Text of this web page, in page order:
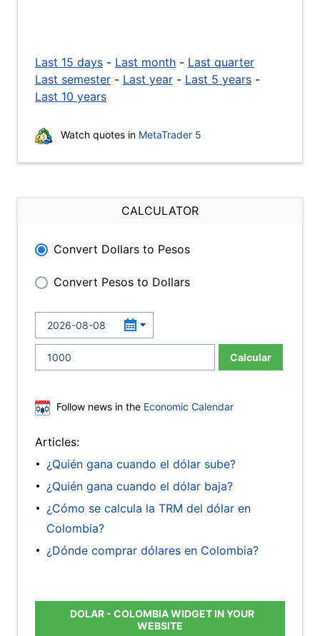
Last 15 days - Last month - Last quarter
Last semester - Last year - Last 5 years -
Last 10 years
Watch quotes in MetaTrader 5
CALCULATOR
Convert Dollars to Pesos
Convert Pesos to Dollars
Calcular
Follow news in the Economic Calendar
Articles:
¿Quién gana cuando el dólar sube?
¿Quién gana cuando el dólar baja?
¿Cómo se calcula la TRM del dólar en
Colombia?
¿Dónde comprar dólares en Colombia?
DOLAR - COLOMBIA WIDGET IN YOUR
WEBSITE